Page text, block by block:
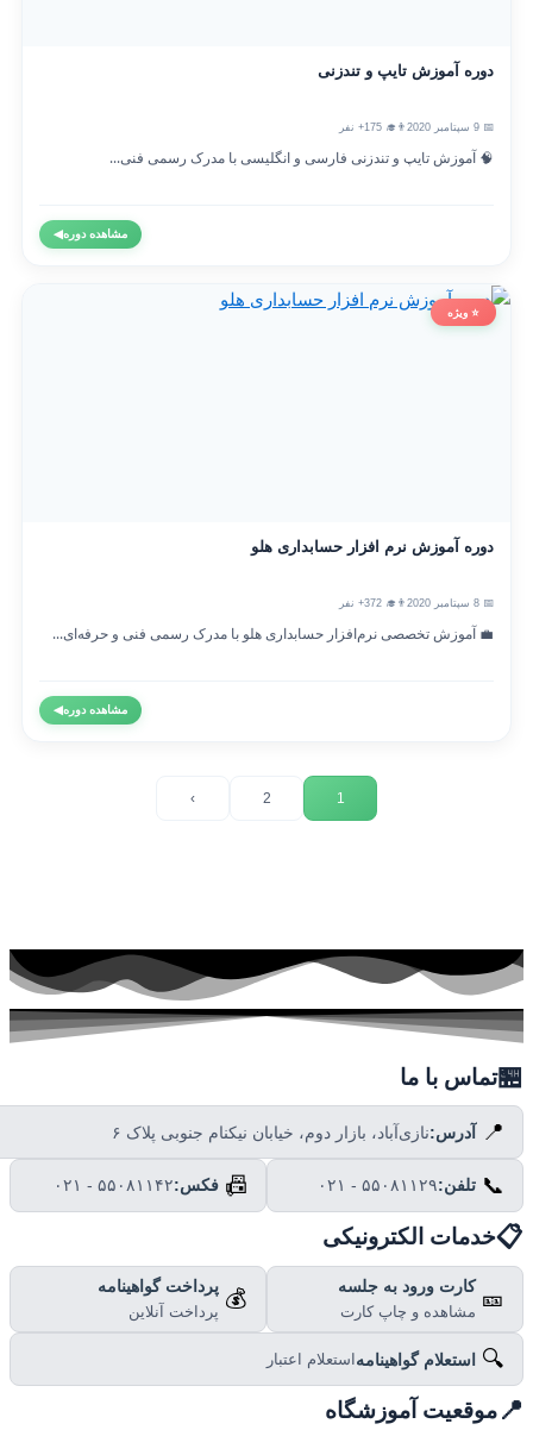
دوره آموزش تایپ و تندزنی
👨‍🎓 175+ نفر
🧠 آموزش تایپ و تندزنی فارسی و انگلیسی با مدرک رسمی فنی...
مشاهده دوره◀
⭐ ویژه
دوره آموزش نرم افزار حسابداری هلو
👨‍🎓 372+ نفر
💼 آموزش تخصصی نرم‌افزار حسابداری هلو با مدرک رسمی فنی و حرفه‌ای...
مشاهده دوره◀
تماس با ما
📍 آدرس:نازی‌آباد، بازار دوم، خیابان نیکنام جنوبی پلاک ۶
📞 تلفن:۰۲۱ - ۵۵۰۸۱۱۲۹ 📠 فکس:۰۲۱ - ۵۵۰۸۱۱۴۲
خدمات الکترونیکی
🎫 کارت ورود به جلسه
مشاهده و چاپ کارت
💰 پرداخت گواهینامه
پرداخت آنلاین
🔍 استعلام گواهینامهاستعلام اعتبار
موقعیت آموزشگاه